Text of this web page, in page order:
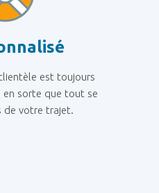
est toujours
en sorte que tout se
de votre trajet.